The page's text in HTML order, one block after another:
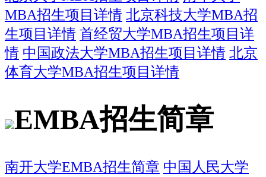
MBA招生项目详情 北京科技大学MBA招
生项目详情 首经贸大学MBA招生项目详
情 中国政法大学MBA招生项目详情 北京
体育大学MBA招生项目详情
EMBA招生简章
南开大学EMBA招生简章 中国人民大学